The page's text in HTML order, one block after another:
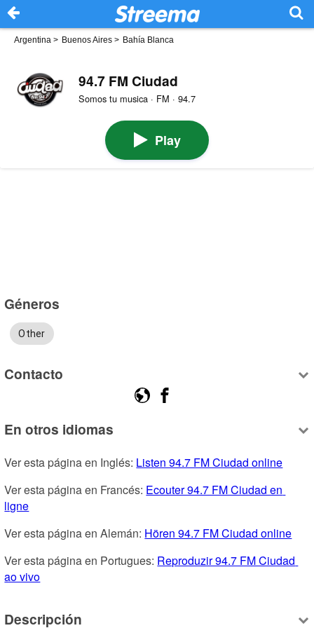
Argentina > Buenos Aires > Bahía Blanca
94.7 FM Ciudad
Somos tu musica · FM · 94.7
Play
Géneros
Other
Contacto
En otros idiomas
Ver esta página en Inglés: Listen 94.7 FM Ciudad online
Ver esta página en Francés: Ecouter 94.7 FM Ciudad en
ligne
Ver esta página en Alemán: Hören 94.7 FM Ciudad online
Ver esta página en Portugues: Reproduzir 94.7 FM Ciudad
ao vivo
Descripción